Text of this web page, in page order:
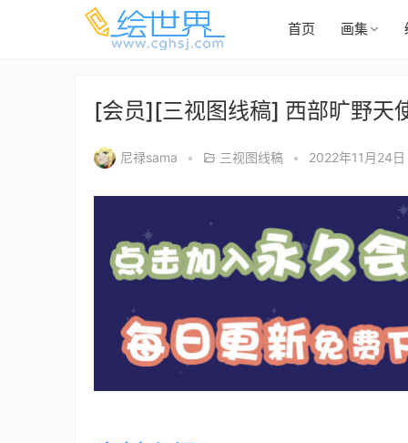
首页 画集
[会员][三视图线稿] 西部旷野天
尼禄sama • 三视图线稿 • 2022年11月24